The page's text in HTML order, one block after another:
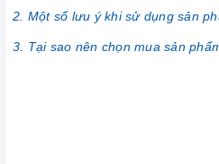
2. Một số lưu ý khi sử dụng sản
3. Tại sao nên chọn mua sản